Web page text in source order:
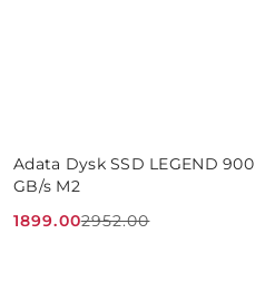
Adata Dysk SSD LEGEND
GB/s M2
Cena
1899.00
Cena
2952.00